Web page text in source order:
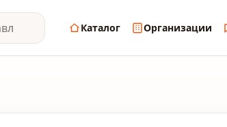
Каталог Организации